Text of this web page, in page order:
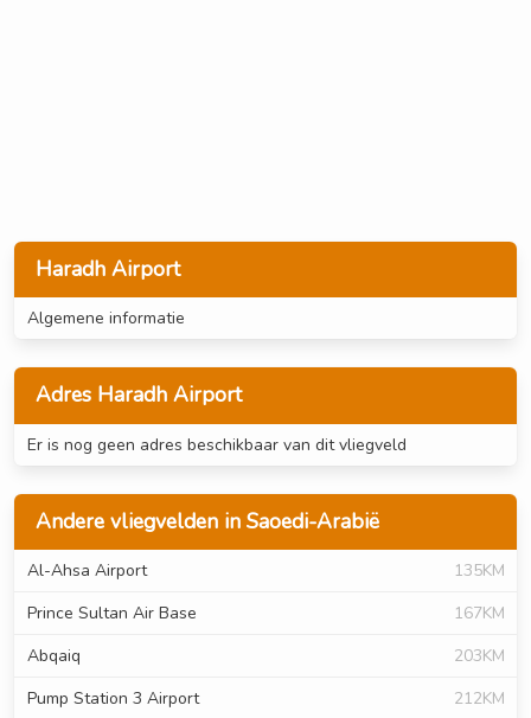
Haradh Airport
Algemene informatie
Adres Haradh Airport
Er is nog geen adres beschikbaar van dit vliegveld
Andere vliegvelden in Saoedi-Arabië
Al-Ahsa Airport
135KM
Prince Sultan Air Base
167KM
Abqaiq
203KM
Pump Station 3 Airport
212KM